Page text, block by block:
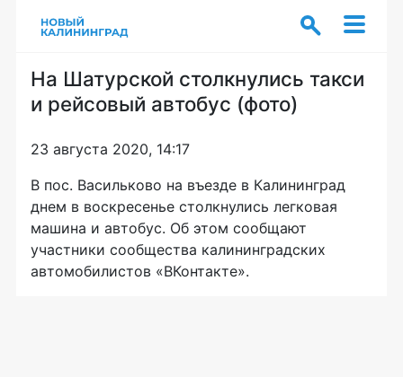
На Шатурской столкнулись такси
и рейсовый автобус (фото)
23 августа 2020, 14:17
В пос. Васильково на въезде в Калининград
днем в воскресенье столкнулись легковая
машина и автобус. Об этом сообщают
участники сообщества калининградских
автомобилистов «ВКонтакте».